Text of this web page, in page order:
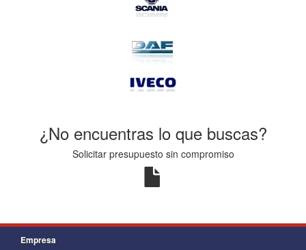
¿No encuentras lo que buscas?
Solicitar presupuesto sin compromiso
Empresa